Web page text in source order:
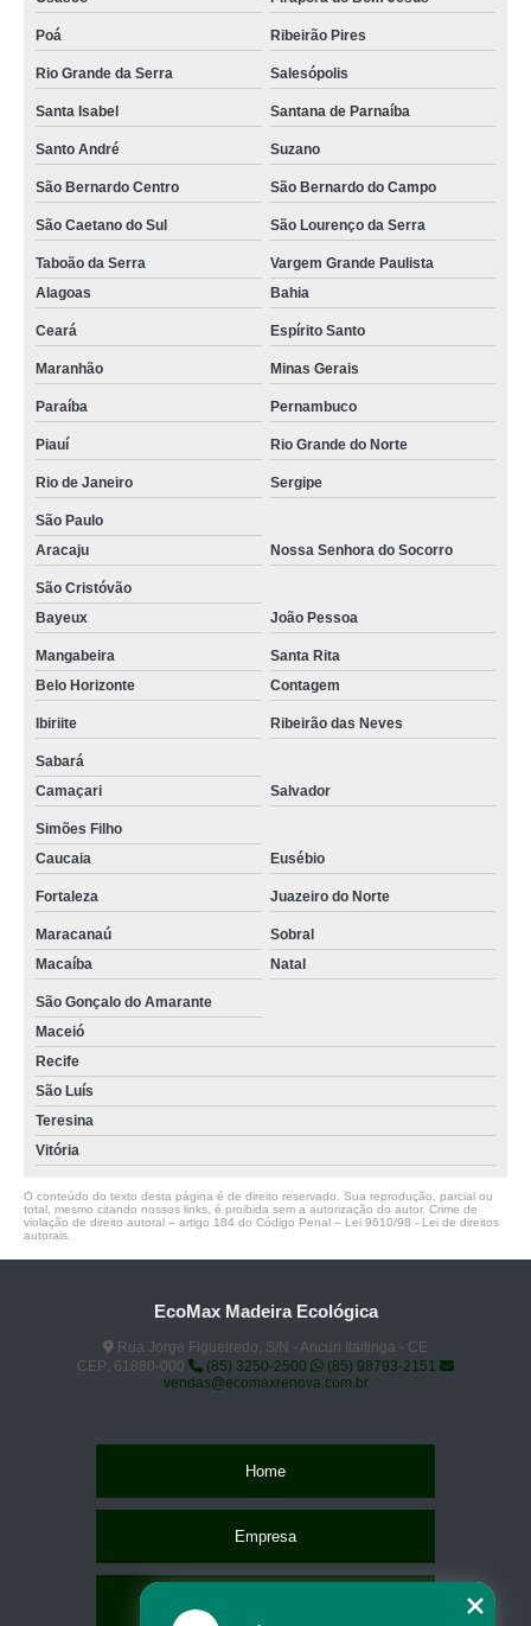
Poá Ribeirão Pires
Rio Grande da Serra Salesópolis
Santa Isabel Santana de Parnaíba
Santo André Suzano
São Bernardo Centro São Bernardo do Campo
São Caetano do Sul São Lourenço da Serra
Taboão da Serra
Vargem Grande Paulista
Alagoas
Bahia
Ceará Espírito Santo
Maranhão Minas Gerais
Paraíba Pernambuco
Piauí Rio Grande do Norte
Rio de Janeiro Sergipe
São Paulo
Aracaju
Nossa Senhora do Socorro
São Cristóvão
Bayeux
João Pessoa
Mangabeira
Santa Rita
Belo Horizonte
Contagem
Ibiriite Ribeirão das Neves
Sabará
Camaçari
Salvador
Simões Filho
Caucaia
Eusébio
Fortaleza Juazeiro do Norte
Maracanaú
Sobral
Macaíba
Natal
São Gonçalo do Amarante
Maceió
Recife
São Luís
Teresina
Vitória
O conteúdo do texto desta página é de direito reservado. Sua reprodução, parcial ou
total, mesmo citando nossos links, é proibida sem a autorização do autor. Crime de
violação de direito autoral – artigo 184 do Código Penal – Lei 9610/98 - Lei de direitos
autorais
EcoMax Madeira Ecológica
Rua Jorge Figueiredo, S/N - Ancuri Itaitinga - CE
CEP: 61880-000
(85) 3250-2500
(85) 98793-2151
vendas@ecomaxrenova.com.br
Home
Empresa